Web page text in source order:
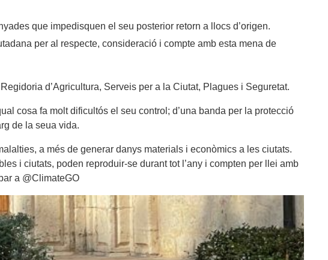
que impedisquen el seu posterior retorn a llocs d’origen.
per al respecte, consideració i compte amb esta mena de
d’Agricultura, Serveis per a la Ciutat, Plagues i Seguretat.
cosa fa molt dificultós el seu control; d’una banda per la protecció
de la seua vida.
a més de generar danys materials i econòmics a les ciutats.
i ciutats, poden reproduir-se durant tot l’any i compten per llei amb
a @ClimateGO